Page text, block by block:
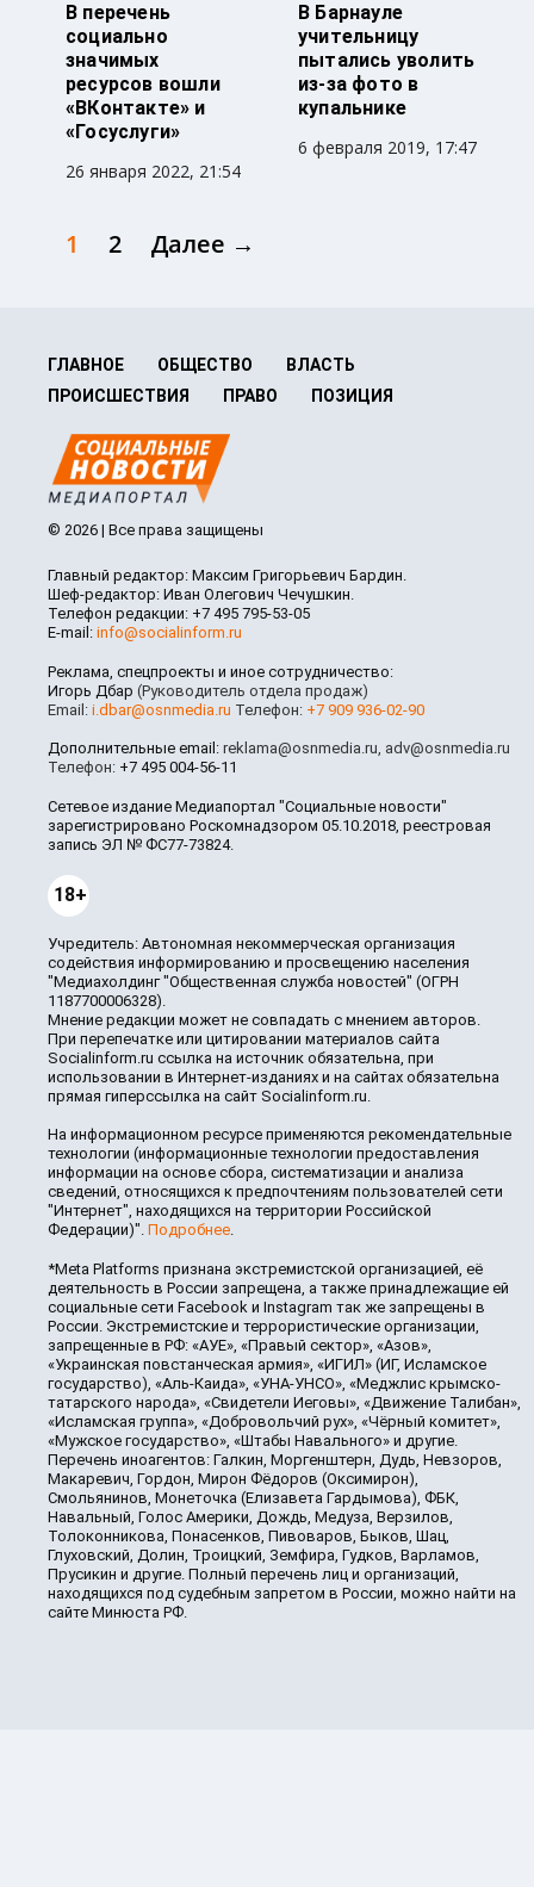
В перечень
социально
значимых
ресурсов вошли
«ВКонтакте» и
«Госуслуги»
26 января 2022, 21:54
В Барнауле
учительницу
пытались уволить
из-за фото в
купальнике
6 февраля 2019, 17:47
1 2 Далее →
ГЛАВНОЕ ОБЩЕСТВО
ВЛАСТЬ
ПРОИСШЕСТВИЯ
ПРАВО ПОЗИЦИЯ
© 2026 | Все права защищены
Главный редактор: Максим Григорьевич Бардин.
Шеф-редактор: Иван Олегович Чечушкин.
Телефон редакции: +7 495 795-53-05
E-mail: info@socialinform.ru
Реклама, спецпроекты и иное сотрудничество:
Игорь Дбар (Руководитель отдела продаж)
Email: i.dbar@osnmedia.ru Телефон: +7 909 936-02-90
Дополнительные email: reklama@osnmedia.ru, adv@osnmedia.ru
Телефон: +7 495 004-56-11
Сетевое издание Медиапортал "Социальные новости"
зарегистрировано Роскомнадзором 05.10.2018, реестровая
запись ЭЛ № ФС77-73824.
18+
Учредитель: Автономная некоммерческая организация
содействия информированию и просвещению населения
"Медиахолдинг "Общественная служба новостей" (ОГРН
1187700006328).
Мнение редакции может не совпадать с мнением авторов.
При перепечатке или цитировании материалов сайта
Socialinform.ru ссылка на источник обязательна, при
использовании в Интернет-изданиях и на сайтах обязательна
прямая гиперссылка на сайт Socialinform.ru.
На информационном ресурсе применяются рекомендательные
технологии (информационные технологии предоставления
информации на основе сбора, систематизации и анализа
сведений, относящихся к предпочтениям пользователей сети
"Интернет", находящихся на территории Российской
Федерации)". Подробнее.
*Meta Platforms признана экстремистской организацией, её
деятельность в России запрещена, а также принадлежащие ей
социальные сети Facebook и Instagram так же запрещены в
России. Экстремистские и террористические организации,
запрещенные в РФ: «АУЕ», «Правый сектор», «Азов»,
«Украинская повстанческая армия», «ИГИЛ» (ИГ, Исламское
государство), «Аль-Каида», «УНА-УНСО», «Меджлис крымско-
татарского народа», «Свидетели Иеговы», «Движение Талибан»,
«Исламская группа», «Добровольчий рух», «Чёрный комитет»,
«Мужское государство», «Штабы Навального» и другие.
Перечень иноагентов: Галкин, Моргенштерн, Дудь, Невзоров,
Макаревич, Гордон, Мирон Фёдоров (Оксимирон),
Смольянинов, Монеточка (Елизавета Гардымова), ФБК,
Навальный, Голос Америки, Дождь, Медуза, Верзилов,
Толоконникова, Понасенков, Пивоваров, Быков, Шац,
Глуховский, Долин, Троицкий, Земфира, Гудков, Варламов,
Прусикин и другие. Полный перечень лиц и организаций,
находящихся под судебным запретом в России, можно найти на
сайте Минюста РФ.